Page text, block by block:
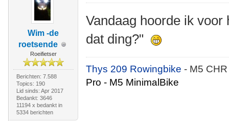
Wim -de
roetsende
Roeifietser
Berichten: 7.588
Topics: 190
Lid sinds: Apr 2017
Bedankt: 3646
11194 x bedankt in
5334 berichten
Vandaag hoorde ik
dat ding?"
Thys 209 Rowingbike- M5
Pro - M5 MinimalBike